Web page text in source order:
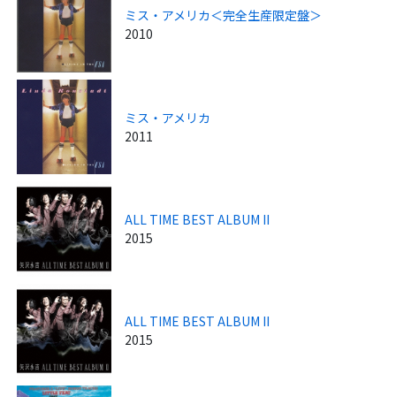
ミス・アメリカ＜完全生産限定盤＞
2010
ミス・アメリカ
2011
ALL TIME BEST ALBUM II
2015
ALL TIME BEST ALBUM II
2015